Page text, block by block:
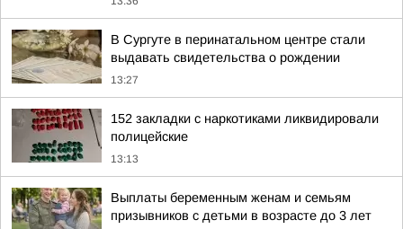
В Сургуте в перинатальном центре стали
выдавать свидетельства о рождении
13:27
152 закладки с наркотиками ликвидировали
полицейские
13:13
Выплаты беременным женам и семьям
призывников с детьми в возрасте до 3 лет